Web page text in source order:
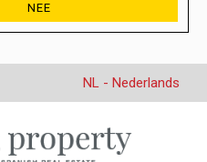
NEE
NL - Nederlands